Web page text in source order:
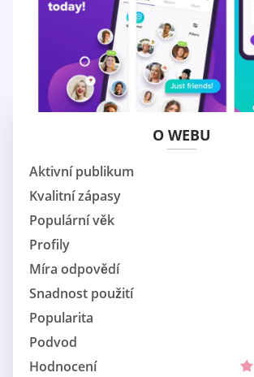
O WEBU
Aktivní publikum
Kvalitní zápasy
Populární věk
Profily
Míra odpovědí
Snadnost použití
Popularita
Podvod
Hodnocení